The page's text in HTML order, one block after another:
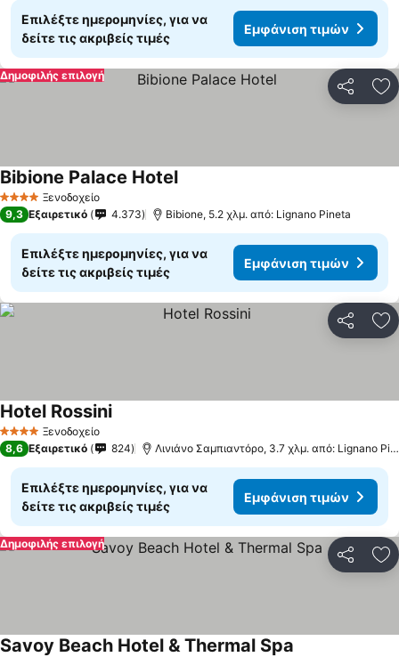
Επιλέξτε ημερομηνίες, για να
δείτε τις ακριβείς τιμές
Εμφάνιση τιμών
Δημοφιλής επιλογή
4 ΑστέριαΞενοδοχείο
Bibione Palace HotelΕμφάνιση τιμών
9,3 Εξαιρετικό 4.373 Bibione, 5.2 χλμ. από: Lignano Pineta
Επιλέξτε ημερομηνίες, για να
δείτε τις ακριβείς τιμές
Εμφάνιση τιμών
4 ΑστέριαΞενοδοχείο
Hotel RossiniΕμφάνιση τιμών
8,6 Εξαιρετικό 824 Λινιάνο Σαμπιαντόρο, 3.7 χλμ. από: Lignano
Επιλέξτε ημερομηνίες, για να
δείτε τις ακριβείς τιμές
Εμφάνιση τιμών
Δημοφιλής επιλογή
Savoy Beach Hotel & Thermal Spa